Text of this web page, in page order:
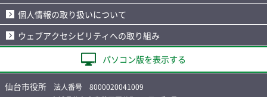
個人情報の取り扱いについて
ウェブアクセシビリティへの取り組み
パソコン版を表示する
仙台市役所 法人番号 8000020041009